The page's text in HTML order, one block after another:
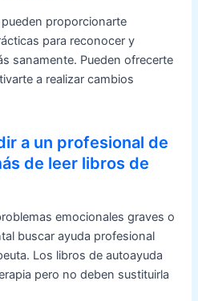
proporcionarte
para reconocer y
sanamente. Pueden ofrecerte
a realizar cambios
a un profesional de
de leer libros de
emocionales graves o
buscar ayuda profesional
Los libros de autoayuda
pero no deben sustituirla